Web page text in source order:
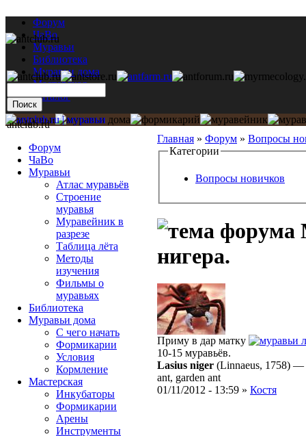
Форум
ЧаВо
Муравьи
Библиотека
Муравьи дома
Мастерская
Каталог
Главная » Форум » Вопросы
Категории
Вопросы новичков
нигера.
Приму в дар матку
10-15 муравьёв.
Lasius niger (Linnaeus, 1758) —
ant, garden ant
01/11/2012 - 13:59 » Костя
antclub.ru
Форум
ЧаВо
Муравьи
Атлас муравьёв
Строение
муравья
Муравейник в
разрезе
Таблица лёта
Методы
изучения
Фильмы о
муравьях
Библиотека
Муравьи дома
С чего начать
Формикарии
Условия
Кормление
Мастерская
Инкубаторы
Формикарии
Арены
Инструменты